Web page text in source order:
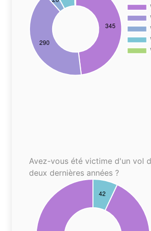
Avez-vous été victime d'un vol
deux dernières années ?